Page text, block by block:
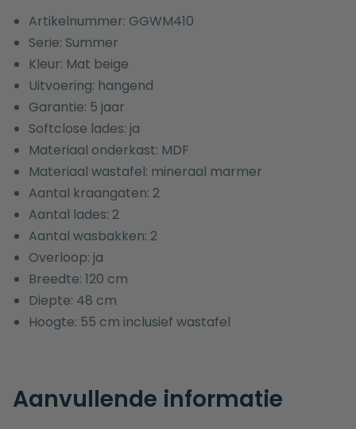
Artikelnummer: GGWM410
Serie: Summer
Kleur: Mat beige
Uitvoering: hangend
Garantie: 5 jaar
Softclose lades: ja
Materiaal onderkast: MDF
Materiaal wastafel: mineraal marmer
Aantal kraangaten: 2
Aantal lades: 2
Aantal wasbakken: 2
Overloop: ja
Breedte: 120 cm
Diepte: 48 cm
Hoogte: 55 cm inclusief wastafel
Aanvullende informatie